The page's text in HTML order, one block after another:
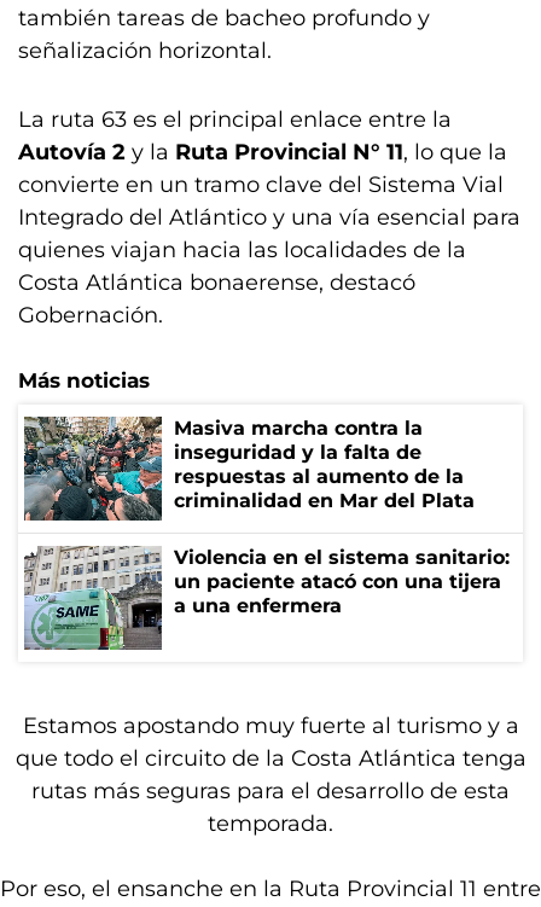
también tareas de bacheo profundo y
señalización horizontal.
La ruta 63 es el principal enlace entre la
Autovía 2 y la Ruta Provincial N° 11, lo que la
convierte en un tramo clave del Sistema Vial
Integrado del Atlántico y una vía esencial para
quienes viajan hacia las localidades de la
Costa Atlántica bonaerense, destacó
Gobernación.
Más noticias
Masiva marcha contra la
inseguridad y la falta de
respuestas al aumento de la
criminalidad en Mar del Plata
Violencia en el sistema sanitario:
un paciente atacó con una tijera
a una enfermera
Estamos apostando muy fuerte al turismo y a
que todo el circuito de la Costa Atlántica tenga
rutas más seguras para el desarrollo de esta
temporada.
Por eso, el ensanche en la Ruta Provincial 11 entre